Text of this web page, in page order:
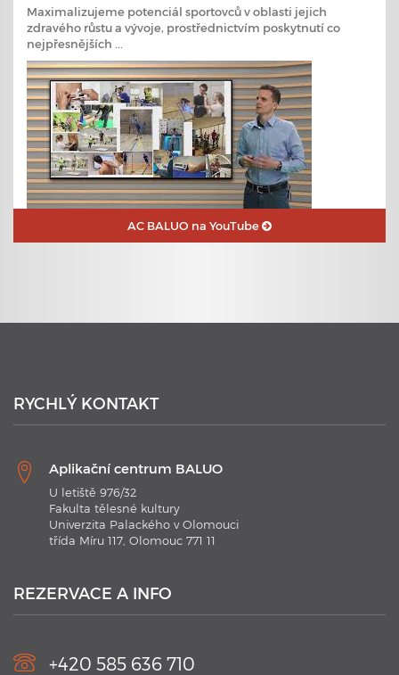
Maximalizujeme potenciál sportovců v oblasti jejich
zdravého růstu a vývoje, prostřednictvím poskytnutí co
nejpřesnějších ...
21. 1. 2020
technologií 2020
AC BALUO na YouTube
RYCHLÝ KONTAKT
Aplikační centrum BALUO
U letiště 976/32
Fakulta tělesné kultury
Univerzita Palackého v Olomouci
třída Míru 117, Olomouc 771 11
REZERVACE A INFO
+420 585 636 710